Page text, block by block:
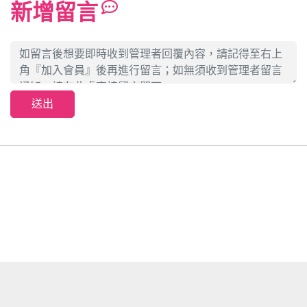
新增留言
送出